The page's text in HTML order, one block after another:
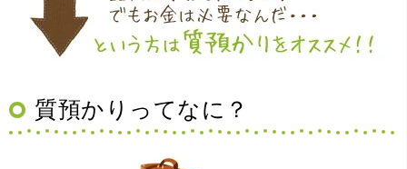
やすくとても良い時間になりました!!満足出来る買取です。
本当に有難う御座います!!
質預かりってなに？